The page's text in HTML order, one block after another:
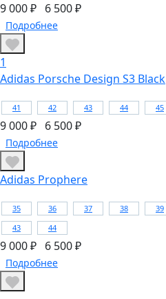
9 000 ₽ 6 500 ₽
Подробнее
1
Adidas Porsche Design S3 Black
41 42 43 44 45
9 000 ₽ 6 500 ₽
Подробнее
Adidas Prophere
35 36 37 38 39
43
44
9 000 ₽ 6 500 ₽
Подробнее